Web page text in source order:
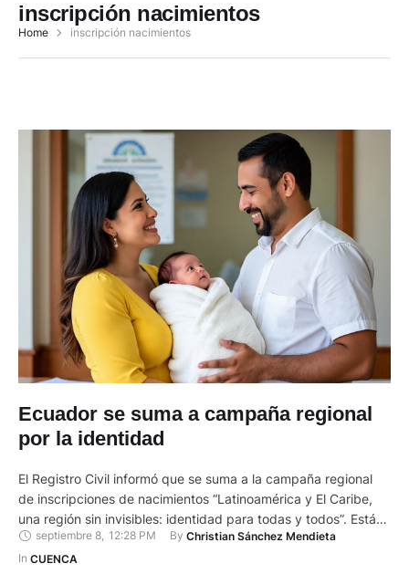
inscripción nacimientos
Home inscripción nacimientos
Ecuador se suma a campaña regional
por la identidad
El Registro Civil informó que se suma a la campaña regional
de inscripciones de nacimientos “Latinoamérica y El Caribe,
una región sin invisibles: identidad para todas y todos”. Está
organizada por el Consejo Latinoamericano y del Caribe de
Registro Civil, Identidad y Estadísticas Vitales (Clarciev), que
septiembre 8, 12:28 PM By Christian Sánchez Mendieta
In CUENCA